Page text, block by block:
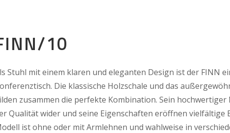
10
Stuhl mit einem klaren und eleganten Design ist der FINN
Die klassische Holzschale und das
zusammen die perfekte Kombination. Sein
Qualität wider und seine Eigenschaften eröffnen vielfältige
ist ohne oder mit Armlehnen und wahlweise in